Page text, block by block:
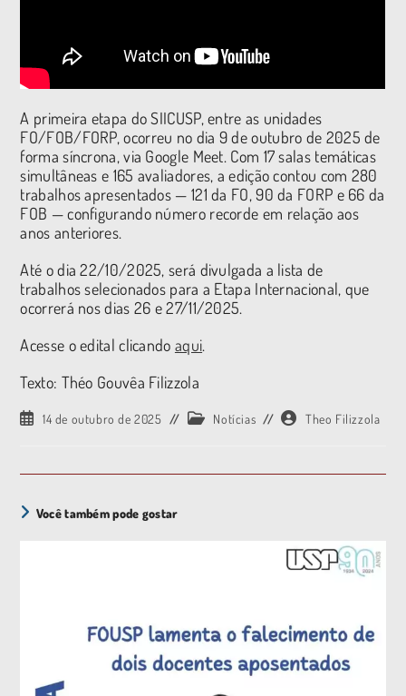
A primeira etapa do SIICUSP, entre as unidades
FO/FOB/FORP, ocorreu no dia 9 de outubro de 2025 de
forma síncrona, via Google Meet. Com 17 salas temáticas
simultâneas e 165 avaliadores, a edição contou com 280
trabalhos apresentados — 121 da FO, 90 da FORP e 66 da
FOB — configurando número recorde em relação aos
anos anteriores.
Até o dia 22/10/2025, será divulgada a lista de
trabalhos selecionados para a Etapa Internacional, que
ocorrerá nos dias 26 e 27/11/2025.
Acesse o edital clicando aqui.
Texto: Théo Gouvêa Filizzola
14 de outubro de 2025 Notícias Theo Filizzola
Você também pode gostar